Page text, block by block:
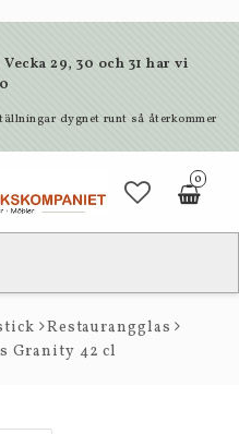
Vecka 29, 30 och 31 har vi
dygnet runt så återkommer
0
Restaurangglas
Granity 42 cl